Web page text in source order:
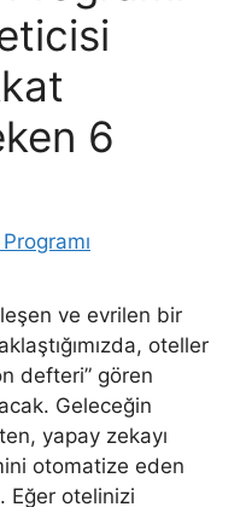
6
ve evrilen bir
oteller
defteri” gören
Geleceğin
yapay zekayı
otomatize eden
Eğer otelinizi